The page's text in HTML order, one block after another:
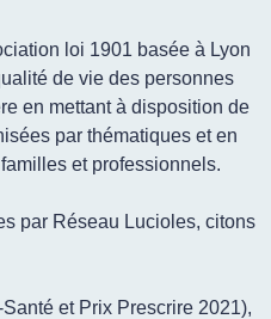
loi 1901 basée à Lyon
de vie des personnes
en mettant à disposition de
par thématiques et en
et professionnels.
par Réseau Lucioles, citons
et Prix Prescrire 2021),